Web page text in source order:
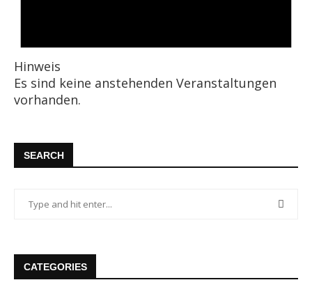
Hinweis
Es sind keine anstehenden Veranstaltungen
vorhanden.
SEARCH
CATEGORIES